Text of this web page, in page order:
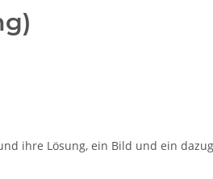
ihre Lösung, ein Bild und ein